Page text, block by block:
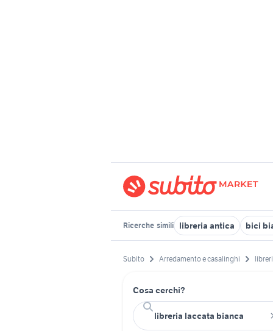
Ricerche simili libreria antica bici
Subito Arredamento e casalinghi
Cosa cerchi?